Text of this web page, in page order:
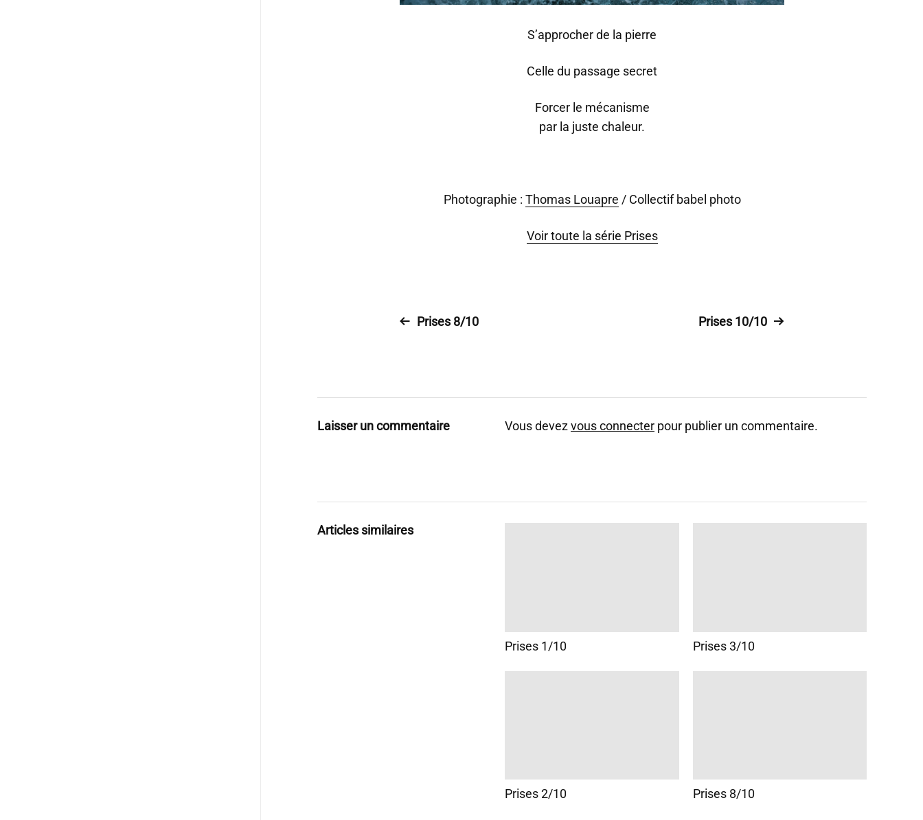
S’approcher de la pierre
Celle du passage secret
Forcer le mécanisme
par la juste chaleur.
Photographie : Thomas Louapre / Collectif babel photo
Voir toute la série Prises
Prises 8/10 Prises 10/10
Laisser un commentaire Vous devezvous connecter pour publier un commentaire.
Articles similaires
Prises 1/10 Prises 3/10
Prises 2/10 Prises 8/10